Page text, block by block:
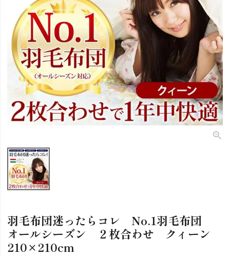
羽毛布団迷ったらコレ No.1羽毛布団
オールシーズン ２枚合わせ クィーン
210×210cm